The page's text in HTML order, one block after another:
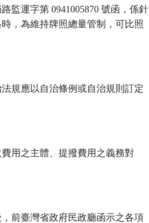
監運字第 0941005870 號函，係針
，為維持牌照總量管制，可比照
規應以自治條例或自治規則訂定
用之主體、提撥費用之義務對
前臺灣省政府民政廳函示之各項